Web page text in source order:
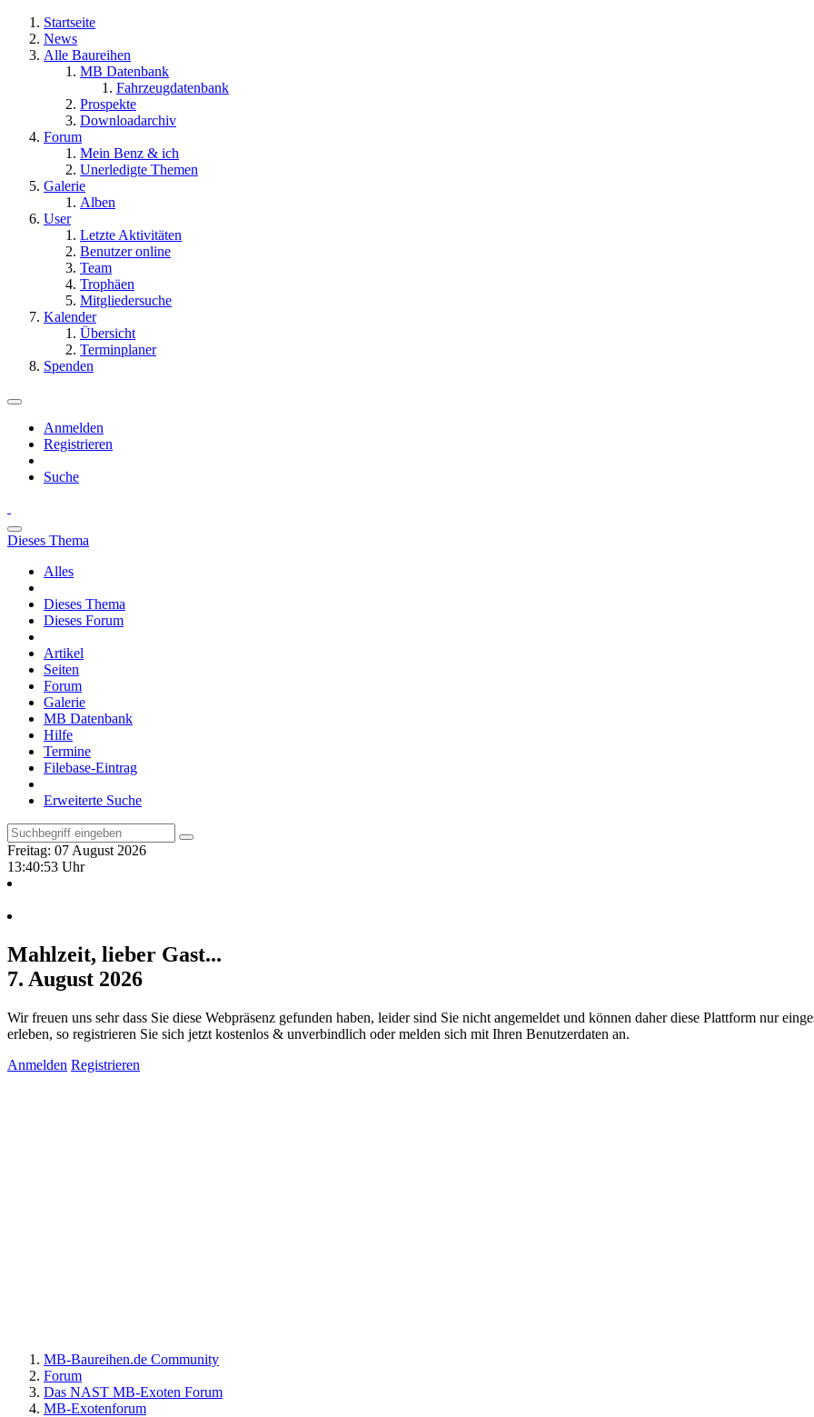
Startseite
News
Alle Baureihen
MB Datenbank
Fahrzeugdatenbank
Prospekte
Downloadarchiv
Forum
Mein Benz & ich
Unerledigte Themen
Galerie
Alben
User
Letzte Aktivitäten
Benutzer online
Team
Trophäen
Mitgliedersuche
Kalender
Übersicht
Terminplaner
Spenden
Anmelden
Registrieren
Suche
Dieses Thema
Alles
Dieses Thema
Dieses Forum
Artikel
Seiten
Forum
Galerie
MB Datenbank
Hilfe
Termine
Filebase-Eintrag
Erweiterte Suche
Freitag: 07 August 2026
13:40:54 Uhr
Mahlzeit, lieber Gast...
7. August 2026
Wir freuen uns sehr dass Sie diese Webpräsenz gefunden haben, leider sind Sie nicht angemeldet und können daher diese Plattform nur
erleben, so registrieren Sie sich jetzt kostenlos & unverbindlich oder melden sich mit Ihren Benutzerdaten an.
Anmelden Registrieren
MB-Baureihen.de Community
Forum
Das NAST MB-Exoten Forum
MB-Exotenforum